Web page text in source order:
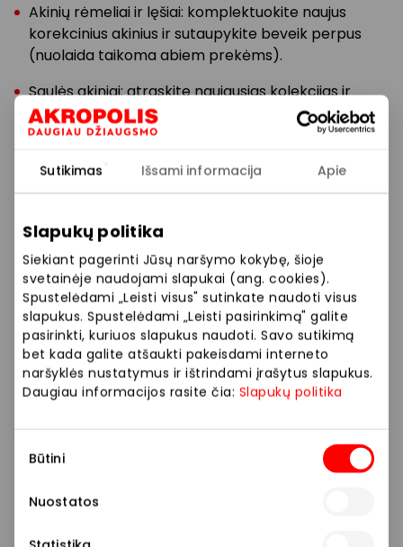
Sutikimas Išsami informacija Apie
Slapukų politika
Siekiant pagerinti Jūsų naršymo kokybę, šioje
svetainėje naudojami slapukai (ang. cookies).
Spustelėdami „Leisti visus" sutinkate naudoti visus
slapukus. Spustelėdami „Leisti pasirinkimą" galite
pasirinkti, kuriuos slapukus naudoti. Savo sutikimą
bet kada galite atšaukti pakeisdami interneto
naršyklės nustatymus ir ištrindami įrašytus slapukus.
Daugiau informacijos rasite čia: Slapukų politika
pasirinkimas
Būtini
Nuostatos
Akinių rėmeliai ir lęšiai: komplektuokite naujus
korekcinius akinius ir sutaupykite beveik perpus
(nuolaida taikoma abiem prekėms).
Saulės akiniai:atraskite naujausias kolekcijas ir
pasiruoškite vasarai stilingai.
proga papildyti atsargas.
geriausia kaina.
Akinių aksesuarai:dėklai, servetėlės ir kitos
smulkmenos pigiau.
*Nuolaida taikoma perkant bet kokias dvi prekes.
Nuolaidos netaikomos maisto papildams, klausos
aparatams ir jų priedams, paslaugoms. Pasiūlymas
„Stellest“ ir „MiYOSMART“ akinių lęšiams. Akcijos
nuolaidos nesumuojamos su kitų akcijų ar
pasiūlymų nuolaidomis (nesumuojama su specialiu
pasiūlymu „Akiniai už 39 €“), daugiau informacijos